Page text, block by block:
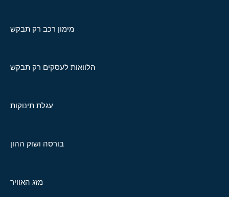
מימון רכב רק תבקש
הלוואות לעסקים רק תבקש
עגלת תינוקות
בורסה ושוק ההון
מזג האוויר